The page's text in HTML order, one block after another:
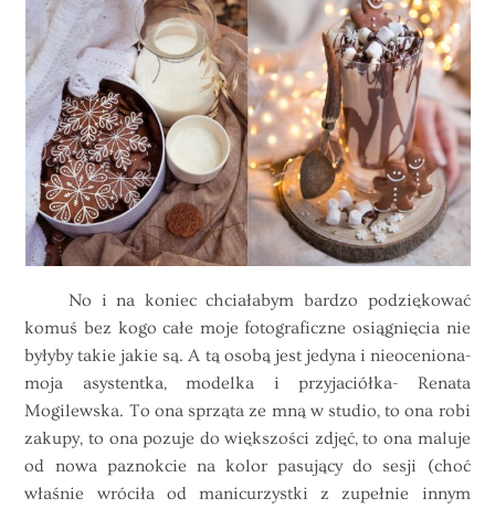
No i na koniec chciałabym bardzo podziękować
komuś bez kogo całe moje fotograficzne osiągnięcia nie
byłyby takie jakie są. A tą osobą jest jedyna i nieoceniona-
moja asystentka, modelka i przyjaciółka- Renata
Mogilewska. To ona sprząta ze mną w studio, to ona robi
zakupy, to ona pozuje do większości zdjęć, to ona maluje
od nowa paznokcie na kolor pasujący do sesji (choć
właśnie wróciła od manicurzystki z zupełnie innym